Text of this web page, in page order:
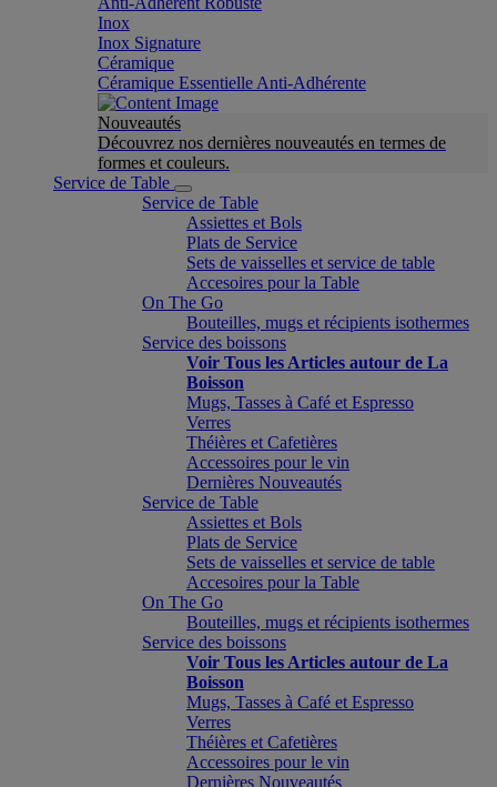
Inox
Inox Signature
Céramique
Céramique Essentielle Anti-Adhérente
Nouveautés
Découvrez nos dernières nouveautés en termes de
formes et couleurs.
Service de Table
Service de Table
Assiettes et Bols
Plats de Service
Sets de vaisselles et service de table
Accesoires pour la Table
On The Go
Bouteilles, mugs et récipients isothermes
Service des boissons
Voir Tous les Articles autour de La
Boisson
Mugs, Tasses à Café et Espresso
Verres
Théières et Cafetières
Accessoires pour le vin
Dernières Nouveautés
Service de Table
Assiettes et Bols
Plats de Service
Sets de vaisselles et service de table
Accesoires pour la Table
On The Go
Bouteilles, mugs et récipients isothermes
Service des boissons
Voir Tous les Articles autour de La
Boisson
Mugs, Tasses à Café et Espresso
Verres
Théières et Cafetières
Accessoires pour le vin
Dernières Nouveautés